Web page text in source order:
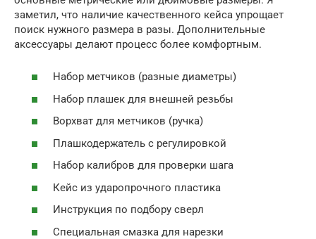
заметил, что наличие качественного кейса упрощает
поиск нужного размера в разы. Дополнительные
аксессуары делают процесс более комфортным.
Набор метчиков (разные диаметры)
Набор плашек для внешней резьбы
Ворхват для метчиков (ручка)
Плашкодержатель с регулировкой
Набор калибров для проверки шага
Кейс из ударопрочного пластика
Инструкция по подбору сверл
Специальная смазка для нарезки